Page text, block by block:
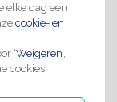
elke dag een
cookie- en
‘Weigeren’,
cookies.
bord
leverbaar